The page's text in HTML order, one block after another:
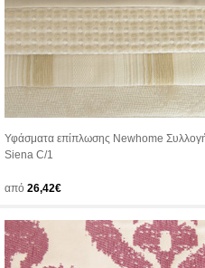
Υφάσματα επίπλωσης Newhome
Siena C/1
από 26,42€